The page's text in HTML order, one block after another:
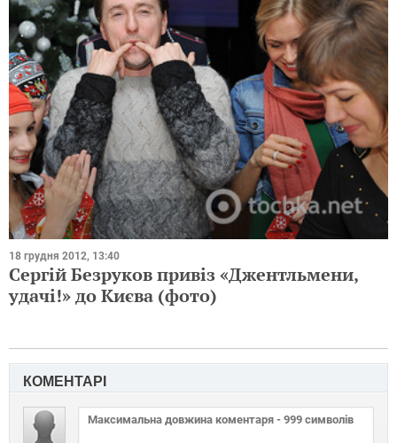
18 грудня 2012, 13:40
Сергій Безруков привіз «Джентльмени,
удачі!» до Києва (фото)
КОМЕНТАРІ